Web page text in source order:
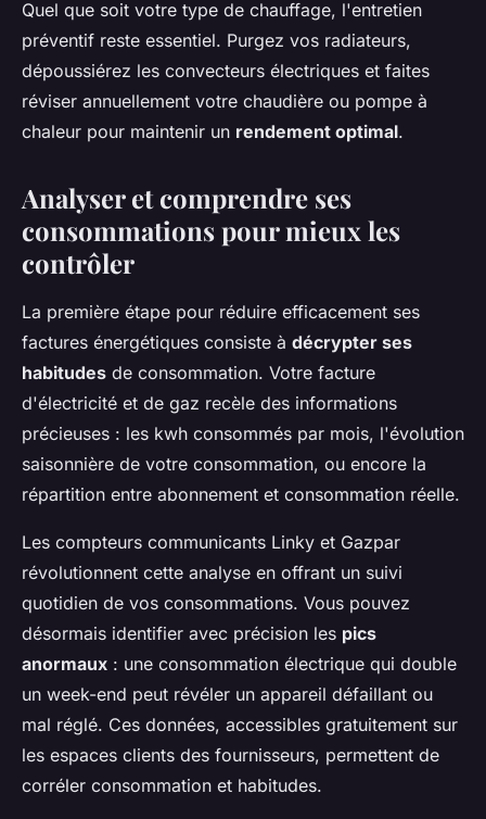
Quel que soit votre type de chauffage, l'entretien
préventif reste essentiel. Purgez vos radiateurs,
dépoussiérez les convecteurs électriques et faites
réviser annuellement votre chaudière ou pompe à
chaleur pour maintenir un rendement optimal.
Analyser et comprendre ses
consommations pour mieux les
contrôler
La première étape pour réduire efficacement ses
factures énergétiques consiste à décrypter ses
habitudes de consommation. Votre facture
d'électricité et de gaz recèle des informations
précieuses : les kwh consommés par mois, l'évolution
saisonnière de votre consommation, ou encore la
répartition entre abonnement et consommation réelle.
Les compteurs communicants Linky et Gazpar
révolutionnent cette analyse en offrant un suivi
quotidien de vos consommations. Vous pouvez
désormais identifier avec précision les pics
anormaux : une consommation électrique qui double
un week-end peut révéler un appareil défaillant ou
mal réglé. Ces données, accessibles gratuitement sur
les espaces clients des fournisseurs, permettent de
corréler consommation et habitudes.